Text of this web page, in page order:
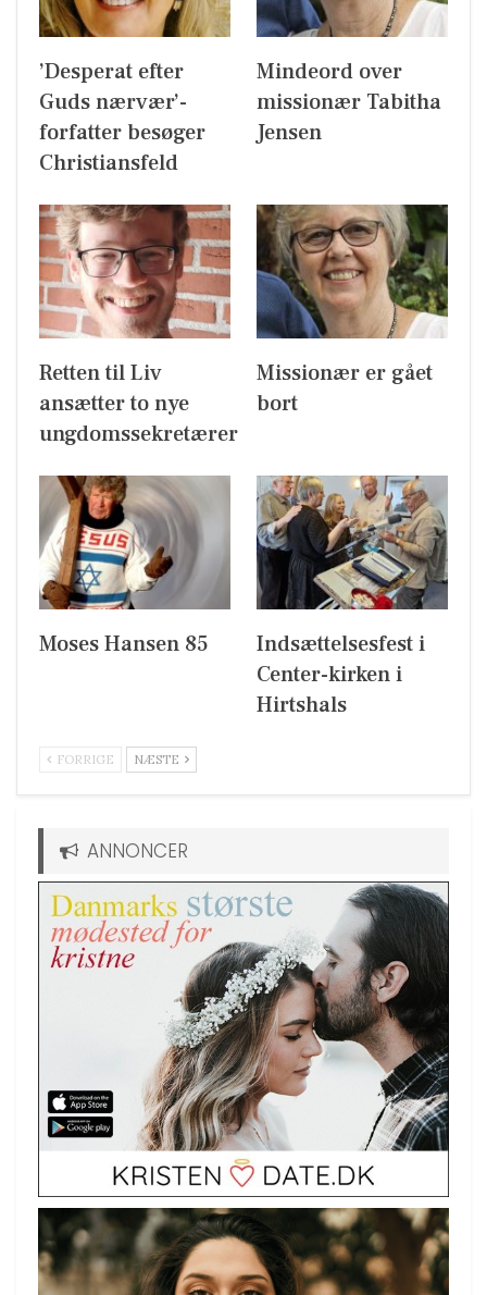
’Desperat efter
Guds nærvær’-
forfatter besøger
Christiansfeld
Mindeord over
missionær Tabitha
Jensen
Retten til Liv
ansætter to nye
ungdomssekretærer
Missionær er gået
bort
Moses Hansen 85
Indsættelsesfest i
Center-kirken i
Hirtshals
FORRIGE NÆSTE
ANNONCER